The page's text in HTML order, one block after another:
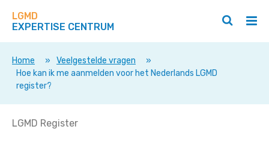
direct
op
deze
LGMD
EXPERTISE CENTRUM
/
Zoeken
/
Home » Veelgestelde vragen
»
Hoe kan ik me aanmelden voor het Nederlands LGMD
register?
Hoe
LGMD Register